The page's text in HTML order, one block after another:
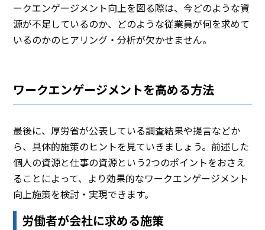
ークエンゲージメント向上を図る際は、今どのような資
源が不足しているのか、どのような従業員が何を求めて
いるのかのヒアリング・分析が欠かせません。
ワークエンゲージメントを高める方法
最後に、厚労省が公表している調査結果や提言などか
ら、具体的施策のヒントを見ていきましょう。前述した
個人の資源と仕事の資源という2つのポイントをおさえ
ることによって、より効果的なワークエンゲージメント
向上施策を検討・実現できます。
労働者が会社に求める施策